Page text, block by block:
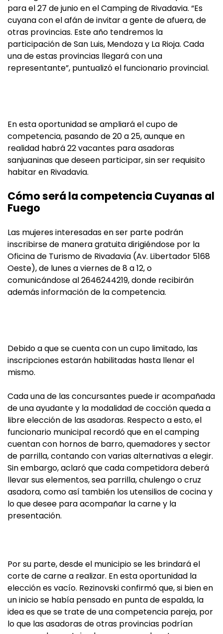
para el 27 de junio en el Camping de Rivadavia. “Es
cuyana con el afán de invitar a gente de afuera, de
otras provincias. Este año tendremos la
participación de San Luis, Mendoza y La Rioja. Cada
una de estas provincias llegará con una
representante”, puntualizó el funcionario provincial.
En esta oportunidad se ampliará el cupo de
competencia, pasando de 20 a 25, aunque en
realidad habrá 22 vacantes para asadoras
sanjuaninas que deseen participar, sin ser requisito
habitar en Rivadavia.
Cómo será la competencia Cuyanas al
Fuego
Las mujeres interesadas en ser parte podrán
inscribirse de manera gratuita dirigiéndose por la
Oficina de Turismo de Rivadavia (Av. Libertador 5168
Oeste), de lunes a viernes de 8 a 12, o
comunicándose al 2646244219, donde recibirán
además información de la competencia.
Debido a que se cuenta con un cupo limitado, las
inscripciones estarán habilitadas hasta llenar el
mismo.
Cada una de las concursantes puede ir acompañada
de una ayudante y la modalidad de cocción queda a
libre elección de las asadoras. Respecto a esto, el
funcionario municipal recordó que en el camping
cuentan con hornos de barro, quemadores y sector
de parrilla, contando con varias alternativas a elegir.
Sin embargo, aclaró que cada competidora deberá
llevar sus elementos, sea parrilla, chulengo o cruz
asadora, como así también los utensilios de cocina y
lo que desee para acompañar la carne y la
presentación.
Por su parte, desde el municipio se les brindará el
corte de carne a realizar. En esta oportunidad la
elección es vacío. Rezinovski confirmó que, si bien en
un inicio se había pensado en punta de espalda, la
idea es que se trate de una competencia pareja, por
lo que las asadoras de otras provincias podrían